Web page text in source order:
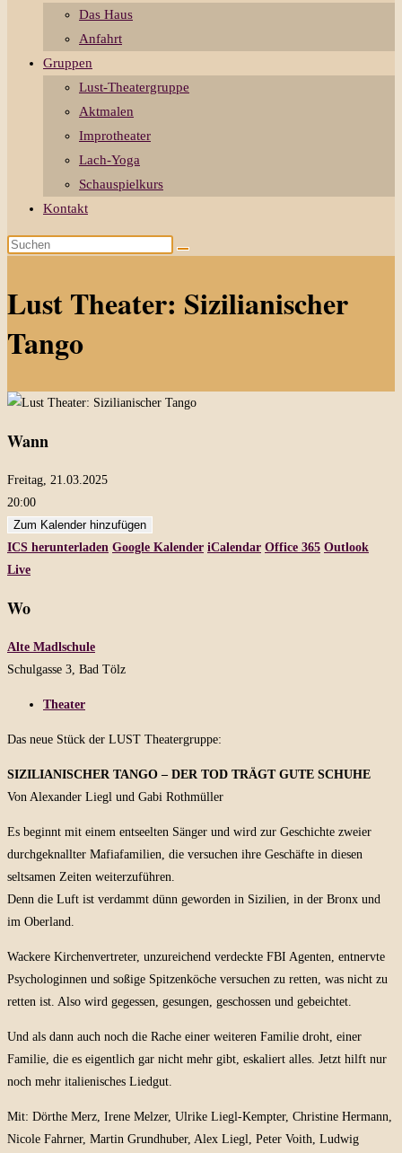
Das Haus
Anfahrt
Gruppen
Lust-Theatergruppe
Aktmalen
Improtheater
Lach-Yoga
Schauspielkurs
Kontakt
Diese
Lust Theater: Sizilianischer
Tango
Wann
Freitag, 21.03.2025
20:00
Zum Kalender hinzufügen
ICS herunterladen Google Kalender iCalendar Office 365 Outlook
Live
Wo
Alte Madlschule
Schulgasse 3, Bad Tölz
Theater
Das neue Stück der LUST Theatergruppe:
SIZILIANISCHER TANGO – DER TOD TRÄGT GUTE SCHUHE
Von Alexander Liegl und Gabi Rothmüller
Es beginnt mit einem entseelten Sänger und wird zur Geschichte zweier
durchgeknallter Mafiafamilien, die versuchen ihre Geschäfte in diesen
seltsamen Zeiten weiterzuführen.
Denn die Luft ist verdammt dünn geworden in Sizilien, in der Bronx und
im Oberland.
Wackere Kirchenvertreter, unzureichend verdeckte FBI Agenten, entnervte
Psychologinnen und soßige Spitzenköche versuchen zu retten, was nicht zu
retten ist. Also wird gegessen, gesungen, geschossen und gebeichtet.
Und als dann auch noch die Rache einer weiteren Familie droht, einer
Familie, die es eigentlich gar nicht mehr gibt, eskaliert alles. Jetzt hilft nur
noch mehr italienisches Liedgut.
Mit: Dörthe Merz, Irene Melzer, Ulrike Liegl-Kempter, Christine Hermann,
Nicole Fahrner, Martin Grundhuber, Alex Liegl, Peter Voith, Ludwig